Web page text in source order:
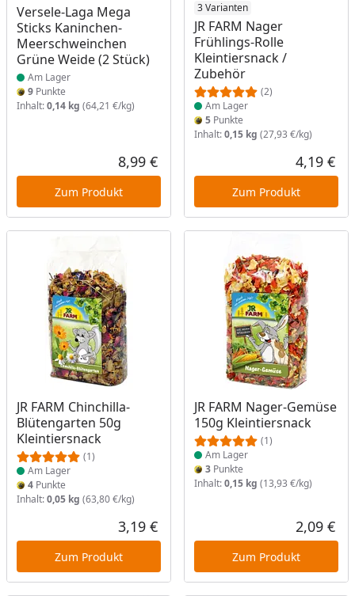
Versele-Laga Mega
Sticks Kaninchen-
Meerschweinchen
Grüne Weide (2 Stück)
Produkt am Lager
Am Lager
9 Punkte
Inhalt:0,14 kg (64,21 €/kg)
Aktueller Preis
8,99 €
Zum Produkt
3 Varianten
JR FARM Nager
Frühlings-Rolle
Kleintiersnack /
Zubehör
(2)
Produkt am Lager
Am Lager
5Punkte
Inhalt:0,15 kg (27,93 €/kg)
4,19 €
Zum Produkt
JR FARM Chinchilla-
Blütengarten 50g
Kleintiersnack
(1)
Produkt am Lager
Am Lager
4 Punkte
Inhalt:0,05 kg (63,80 €/kg)
Aktueller Preis
3,19 €
Zum Produkt
JR FARM Nager-Gemüse
150g Kleintiersnack
(1)
Produkt am Lager
Am Lager
3Punkte
Inhalt:0,15 kg (13,93 €/kg)
2,09 €
Zum Produkt